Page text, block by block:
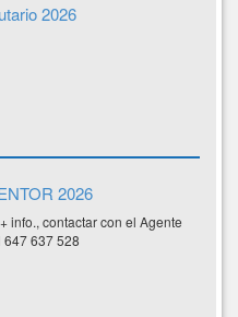
2026
2026
info., contactar con el Agente
637 528